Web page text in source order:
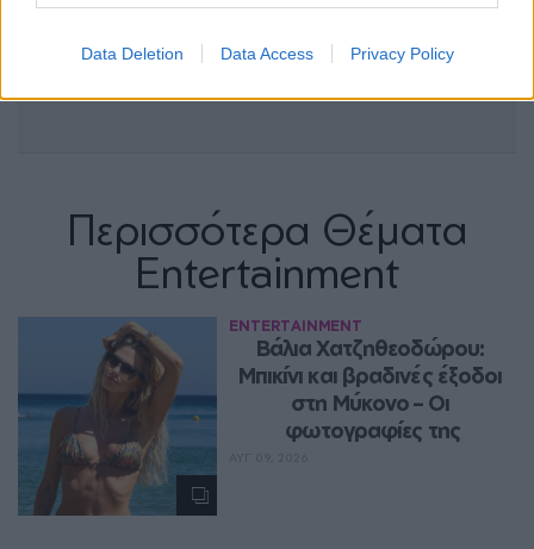
Data Deletion Data Access Privacy Policy
Περισσότερα Θέματα
Entertainment
ENTERTAINMENT
Βάλια Χατζηθεοδώρου:
Μπικίνι και βραδινές έξοδοι
στη Μύκονο – Οι
φωτογραφίες της